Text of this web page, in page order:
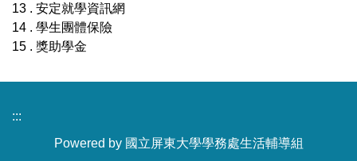
13 . 安定就學資訊網
14 . 學生團體保險
15 . 獎助學金
:::
Powered by 國立屏東大學學務處生活輔導組